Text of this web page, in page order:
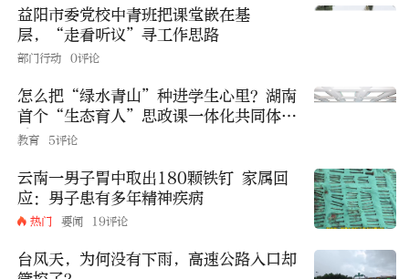
益阳市委党校中青班把课堂嵌在基
层，“走看听议”寻工作思路
部门行动 0评论
怎么把“绿水青山”种进学生心里？湖南
首个“生态育人”思政课一体化共同体启
动
教育 5评论
云南一男子胃中取出180颗铁钉 家属回
应：男子患有多年精神疾病
热门 要闻 19评论
台风天，为何没有下雨，高速公路入口却